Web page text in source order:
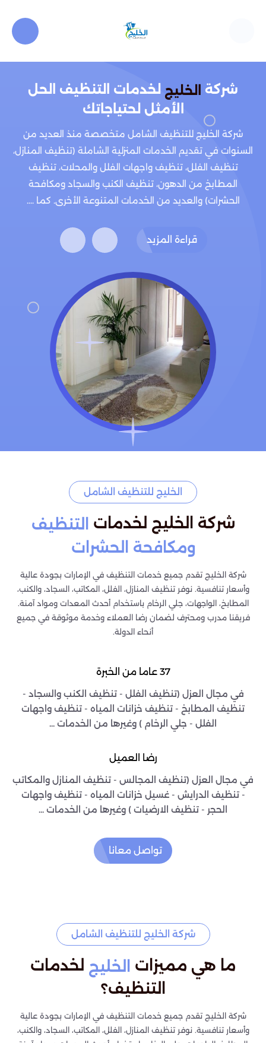
شركة الخليج لخدمات التنظيف الحل
الأمثل لحتياجاتك
شركة الخليج للتنظيف الشامل متخصصة منذ العديد من
السنوات في تقديم الخدمات المنزلية الشاملة (تنظيف المنازل،
تنظيف الفلل، تنظيف واجهات الفلل والمحلات، تنظيف
المطابخ من الدهون، تنظيف الكنب والسجاد ومكافحة
الحشرات) والعديد من الخدمات المتنوعة الأخرى. كما ....
قراءة المزيد
الخليج للتنظيف الشامل
شركة الخليج لخدمات
التنظيف
ومكافحة الحشرات
شركة الخليج تقدم جميع خدمات التنظيف في الإمارات بجودة عالية
وأسعار تنافسية. نوفر تنظيف المنازل، الفلل، المكاتب، السجاد، والكنب،
المطابخ، الواجهات، جلي الرخام باستخدام أحدث المعدات ومواد آمنة.
فريقنا مدرب ومحترف لضمان رضا العملاء وخدمة موثوقة في جميع
أنحاء الدولة.
37 عاما من الخبرة
في مجال العزل (تنظيف الفلل - تنظيف الكنب والسجاد -
تنظيف المطابخ - تنظيف خزانات المياه - تنظيف واجهات
الفلل - جلي الرخام ) وغيرها من الخدمات ...
رضا العميل
في مجال العزل (تنظيف المجالس - تنظيف المنازل والمكاتب
- تنظيف الدرايش - غسيل خزانات المياه - تنظيف واجهات
الحجر - تنظيف الارضيات ) وغيرها من الخدمات ...
تواصل معانا
شركة الخليج للتنظيف الشامل
ما هي مميزات الخليج لخدمات
التنظيف؟
شركة الخليج تقدم جميع خدمات التنظيف في الإمارات بجودة عالية
وأسعار تنافسية. نوفر تنظيف المنازل، الفلل، المكاتب، السجاد، والكنب،